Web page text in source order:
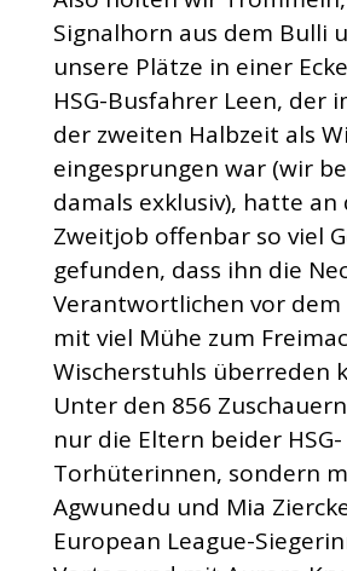
Signalhorn aus dem Bulli
unsere Plätze in einer
HSG-Busfahrer Leen, der
der zweiten Halbzeit als
eingesprungen war (wir
damals exklusiv), hatte an
Zweitjob offenbar so viel
gefunden, dass ihn die
Verantwortlichen vor dem
mit viel Mühe zum
Wischerstuhls überreden
Unter den 856
nur die Eltern beider HSG-
Torhüterinnen, sondern
Agwunedu und Mia
European League-